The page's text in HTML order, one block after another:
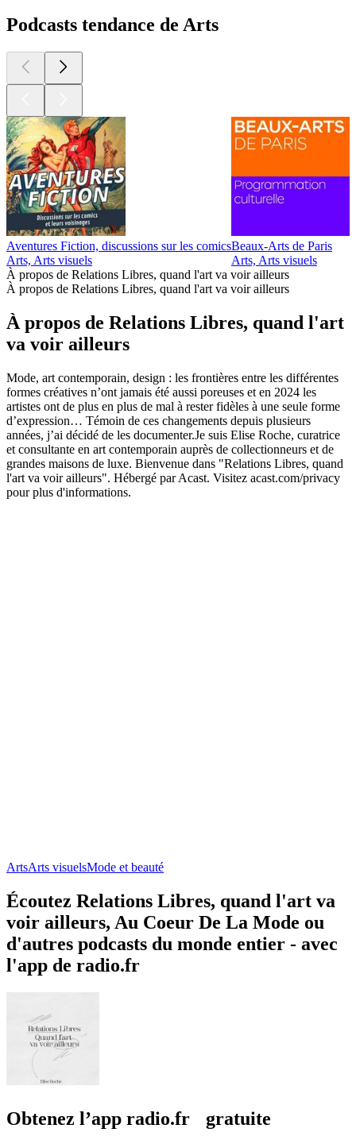
Podcasts tendance de Arts
Aventures Fiction, discussions sur les comics
Arts, Arts visuels
Beaux-Arts de Paris
Arts, Arts visuels
À propos de Relations Libres, quand l'art va voir ailleurs
À propos de Relations Libres, quand l'art va voir ailleurs
À propos de Relations Libres, quand l'art
va voir ailleurs
Mode, art contemporain, design : les frontières entre les différentes
formes créatives n’ont jamais été aussi poreuses et en 2024 les
artistes ont de plus en plus de mal à rester fidèles à une seule forme
d’expression… Témoin de ces changements depuis plusieurs
années, j’ai décidé de les documenter.Je suis Elise Roche, curatrice
et consultante en art contemporain auprès de collectionneurs et de
grandes maisons de luxe. Bienvenue dans "Relations Libres, quand
l'art va voir ailleurs". Hébergé par Acast. Visitez acast.com/privacy
pour plus d'informations.
ArtsArts visuelsMode et beauté
Écoutez Relations Libres, quand l'art va
voir ailleurs, Au Coeur De La Mode ou
d'autres podcasts du monde entier - avec
l'app de radio.fr
Obtenez l’app radio.fr gratuite